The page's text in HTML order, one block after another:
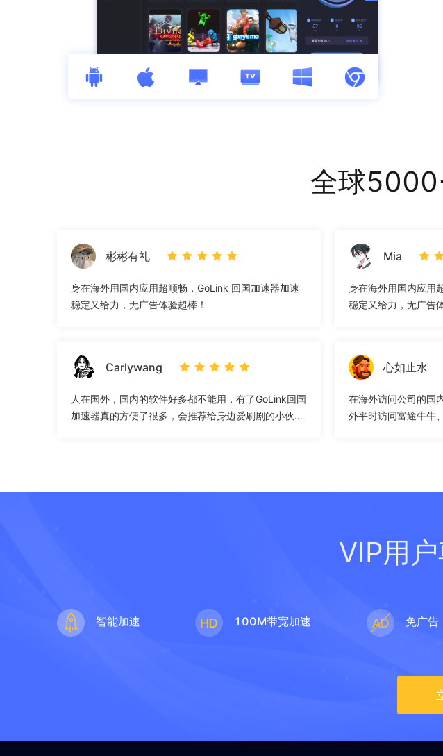
全球
彬彬有礼
身在海外用国内应用超顺畅，GoLink 回国加速器加速
稳定又给力，无广告体验超棒！
Mia
身在海外用国内应用超顺畅，
稳定又给力，无广告
Carlywang
人在国外，国内的软件好多都不能用，有了GoLink回国
加速器真的方便了很多，会推荐给身边爱刷剧的小伙
心如止水
在海外访问公司的国
外平时访问富途牛牛
VIP用
智能加速 100M带宽加速 免广告